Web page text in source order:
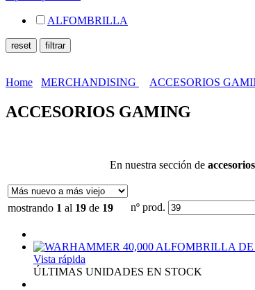
ALFOMBRILLA
Home MERCHANDISING ACCESORIOS
ACCESORIOS GAMING
En nuestra sección de
mostrando 1 al 19 de 19 nº prod.
Vista rápida
ÚLTIMAS UNIDADES EN STOCK